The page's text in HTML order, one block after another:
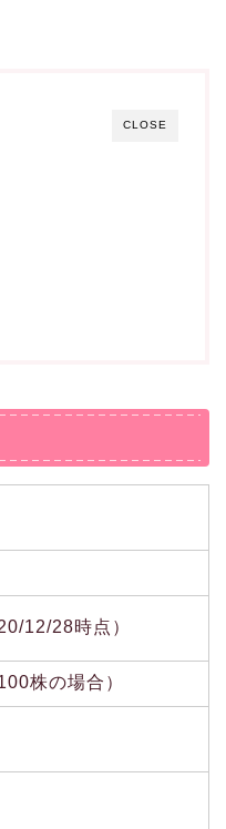
CLOSE
12/28時点）
株の場合）